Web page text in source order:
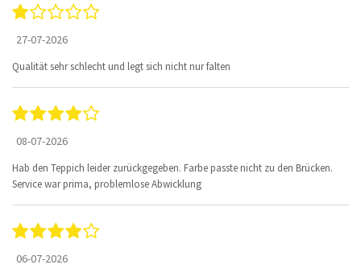
27-07-2026
Qualität sehr schlecht und legt sich nicht nur falten
08-07-2026
Hab den Teppich leider zurückgegeben. Farbe passte nicht zu den Brücken.
Service war prima, problemlose Abwicklung
06-07-2026